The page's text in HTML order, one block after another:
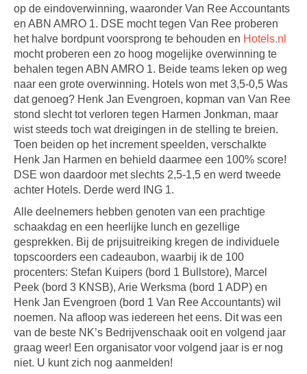
op de eindoverwinning, waaronder Van Ree Accountants
en ABN AMRO 1. DSE mocht tegen Van Ree proberen
het halve bordpunt voorsprong te behouden en Hotels.nl
mocht proberen een zo hoog mogelijke overwinning te
behalen tegen ABN AMRO 1. Beide teams leken op weg
naar een grote overwinning. Hotels won met 3,5-0,5 Was
dat genoeg? Henk Jan Evengroen, kopman van Van Ree
stond slecht tot verloren tegen Harmen Jonkman, maar
wist steeds toch wat dreigingen in de stelling te breien.
Toen beiden op het increment speelden, verschalkte
Henk Jan Harmen en behield daarmee een 100% score!
DSE won daardoor met slechts 2,5-1,5 en werd tweede
achter Hotels. Derde werd ING 1.
Alle deelnemers hebben genoten van een prachtige
schaakdag en een heerlijke lunch en gezellige
gesprekken. Bij de prijsuitreiking kregen de individuele
topscoorders een cadeaubon, waarbij ik de 100
procenters: Stefan Kuipers (bord 1 Bullstore), Marcel
Peek (bord 3 KNSB), Arie Werksma (bord 1 ADP) en
Henk Jan Evengroen (bord 1 Van Ree Accountants) wil
noemen. Na afloop was iedereen het eens. Dit was een
van de beste NK’s Bedrijvenschaak ooit en volgend jaar
graag weer! Een organisator voor volgend jaar is er nog
niet. U kunt zich nog aanmelden!